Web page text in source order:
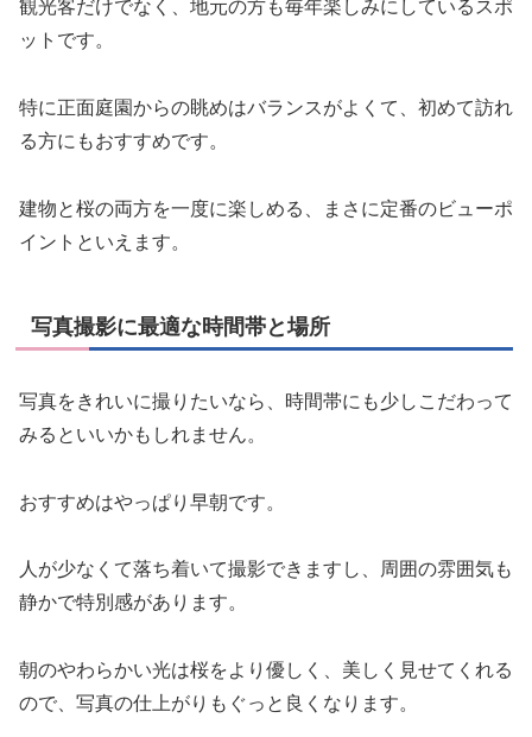
観光客だけでなく、地元の方も毎年楽しみにしているスポ
ットです。
特に正面庭園からの眺めはバランスがよくて、初めて訪れ
る方にもおすすめです。
建物と桜の両方を一度に楽しめる、まさに定番のビューポ
イントといえます。
写真撮影に最適な時間帯と場所
写真をきれいに撮りたいなら、時間帯にも少しこだわって
みるといいかもしれません。
おすすめはやっぱり早朝です。
人が少なくて落ち着いて撮影できますし、周囲の雰囲気も
静かで特別感があります。
朝のやわらかい光は桜をより優しく、美しく見せてくれる
ので、写真の仕上がりもぐっと良くなります。